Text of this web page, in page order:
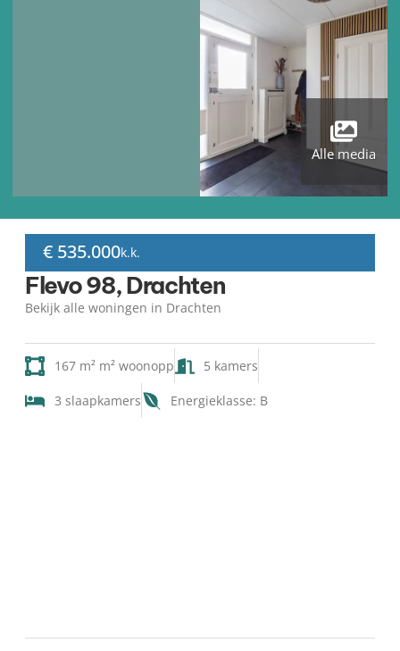
Alle media
€ 535.000k.k.
Flevo 98, Drachten
Bekijk alle woningen in Drachten
167 m² m² woonopp 5 kamers
3 slaapkamers Energieklasse: B